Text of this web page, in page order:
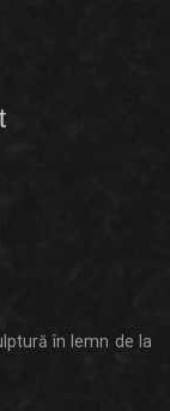
în lemn de la